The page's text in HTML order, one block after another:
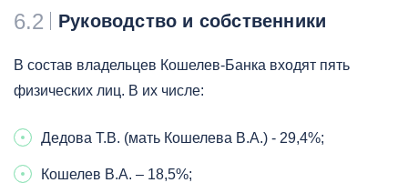
6.2 Руководство и собственники
В состав владельцев Кошелев-Банка входят пять
физических лиц. В их числе:
Дедова Т.В. (мать Кошелева В.А.) - 29,4%;
Кошелев В.А. – 18,5%;